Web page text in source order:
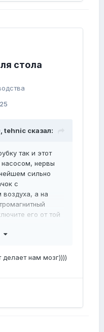
стола
tehnic сказал:
так и этот
нервы
сильно
с
а на
его от той
масла и будет
берите.нам мозг))))